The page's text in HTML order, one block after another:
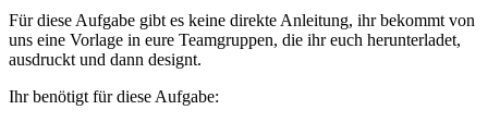
Für diese Aufgabe gibt es keine direkte Anleitung, ihr bekommt von
uns eine Vorlage in eure Teamgruppen, die ihr euch herunterladet,
ausdruckt und dann designt.
Ihr benötigt für diese Aufgabe: